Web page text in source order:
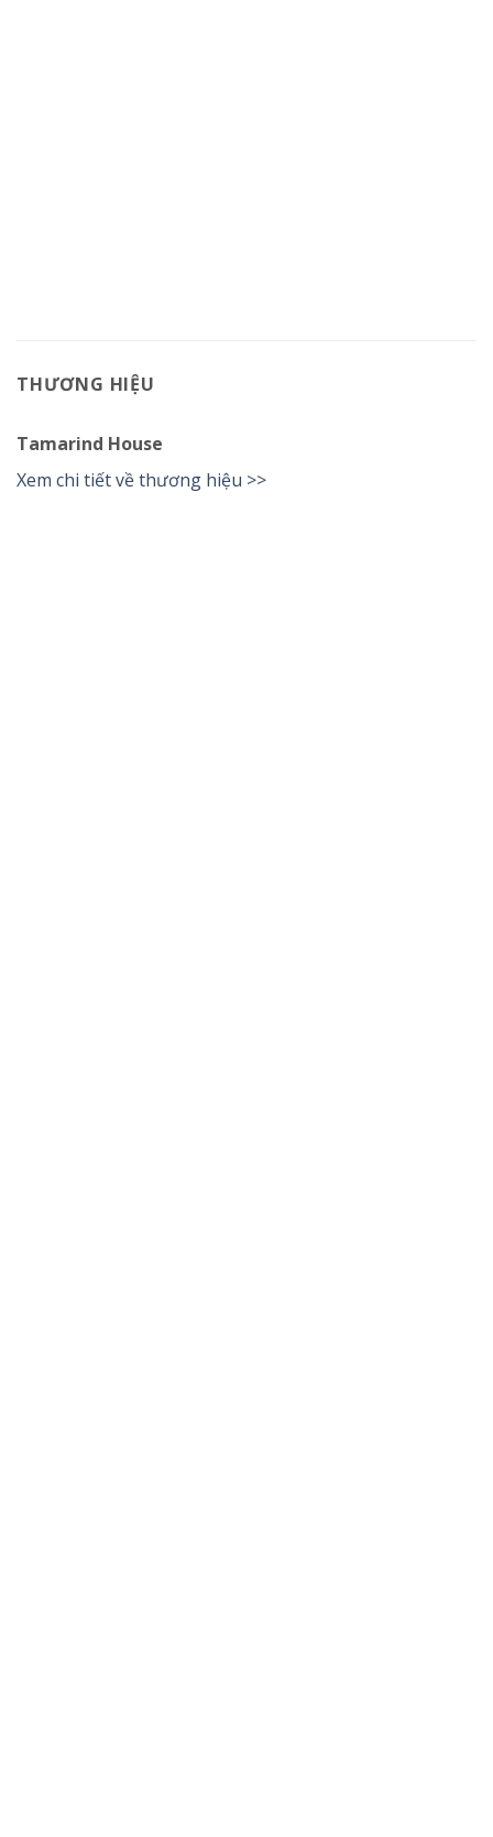
THƯƠNG HIỆU
Tamarind House
Xem chi tiết về thương hiệu >>